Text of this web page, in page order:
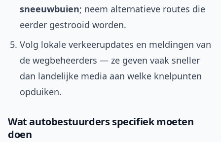
sneeuwbuien; neem alternatieve routes die
eerder gestrooid worden.
Volg lokale verkeerupdates en meldingen van
de wegbeheerders — ze geven vaak sneller
dan landelijke media aan welke knelpunten
opduiken.
Wat autobestuurders specifiek moeten
doen